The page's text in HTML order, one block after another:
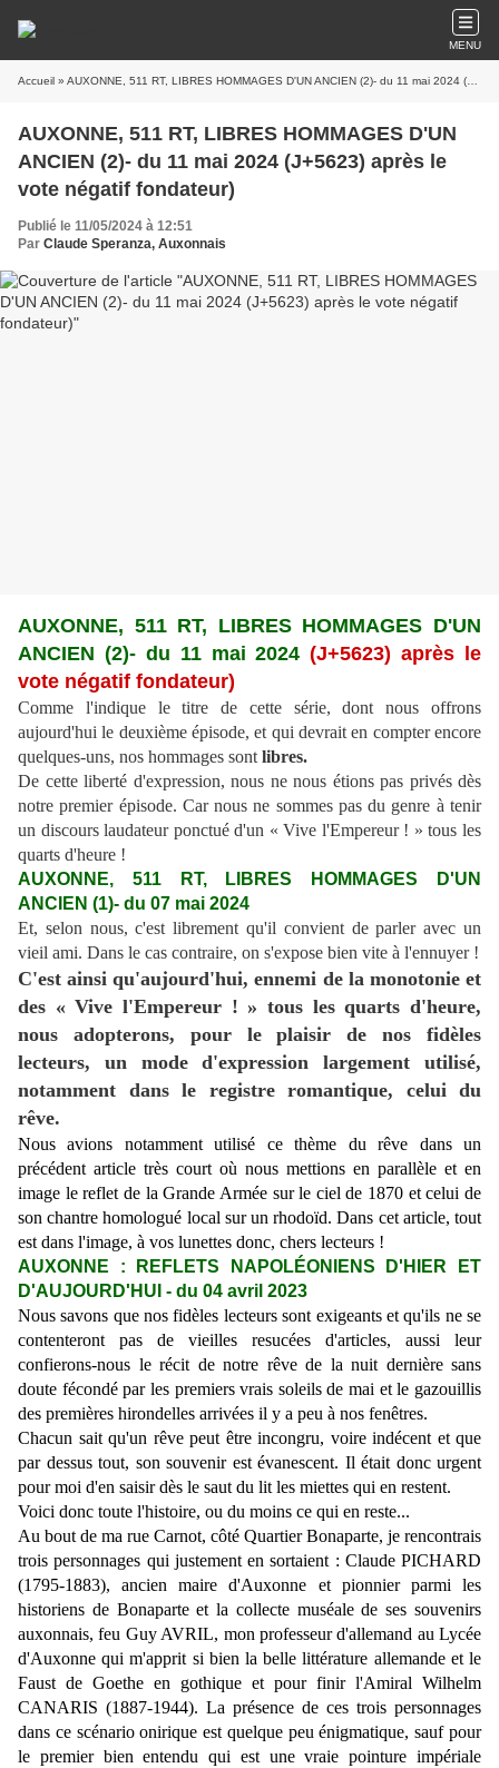
MENU
Accueil » AUXONNE, 511 RT, LIBRES HOMMAGES D'UN ANCIEN (2)- du 11 mai 2024 (J+5623) après le vote négatif fondateur)
AUXONNE, 511 RT, LIBRES HOMMAGES D'UN
ANCIEN (2)- du 11 mai 2024 (J+5623) après le
vote négatif fondateur)
Publié le 11/05/2024 à 12:51
Par Claude Speranza, Auxonnais
AUXONNE, 511 RT, LIBRES HOMMAGES D'UN
ANCIEN (2)- du 11 mai 2024 (J+5623) après le
vote négatif fondateur)
Comme l'indique le titre de cette série, dont nous offrons
aujourd'hui le deuxième épisode, et qui devrait en compter encore
quelques-uns, nos hommages sont libres.
De cette liberté d'expression, nous ne nous étions pas privés dès
notre premier épisode. Car nous ne sommes pas du genre à tenir
un discours laudateur ponctué d'un « Vive l'Empereur ! » tous les
quarts d'heure !
AUXONNE, 511 RT, LIBRES HOMMAGES D'UN
ANCIEN (1)- du 07 mai 2024
Et, selon nous, c'est librement qu'il convient de parler avec un
vieil ami. Dans le cas contraire, on s'expose bien vite à l'ennuyer !
C'est ainsi qu'aujourd'hui, ennemi de la monotonie et
des « Vive l'Empereur ! » tous les quarts d'heure,
nous adopterons, pour le plaisir de nos fidèles
lecteurs, un mode d'expression largement utilisé,
notamment dans le registre romantique, celui du
rêve.
Nous avions notamment utilisé ce thème du rêve dans un
précédent article très court où nous mettions en parallèle et en
image le reflet de la Grande Armée sur le ciel de 1870 et celui de
son chantre homologué local sur un rhodoïd. Dans cet article, tout
est dans l'image, à vos lunettes donc, chers lecteurs !
AUXONNE : REFLETS NAPOLÉONIENS D'HIER ET
D'AUJOURD'HUI - du 04 avril 2023
Nous savons que nos fidèles lecteurs sont exigeants et qu'ils ne se
contenteront pas de vieilles resucées d'articles, aussi leur
confierons-nous le récit de notre rêve de la nuit dernière sans
doute fécondé par les premiers vrais soleils de mai et le gazouillis
des premières hirondelles arrivées il y a peu à nos fenêtres.
Chacun sait qu'un rêve peut être incongru, voire indécent et que
par dessus tout, son souvenir est évanescent. Il était donc urgent
pour moi d'en saisir dès le saut du lit les miettes qui en restent.
Voici donc toute l'histoire, ou du moins ce qui en reste...
Au bout de ma rue Carnot, côté Quartier Bonaparte, je rencontrais
trois personnages qui justement en sortaient : Claude PICHARD
(1795-1883), ancien maire d'Auxonne et pionnier parmi les
historiens de Bonaparte et la collecte muséale de ses souvenirs
auxonnais, feu Guy AVRIL, mon professeur d'allemand au Lycée
d'Auxonne qui m'apprit si bien la belle littérature allemande et le
Faust de Goethe en gothique et pour finir l'Amiral Wilhelm
CANARIS (1887-1944). La présence de ces trois personnages
dans ce scénario onirique est quelque peu énigmatique, sauf pour
le premier bien entendu qui est une vraie pointure impériale